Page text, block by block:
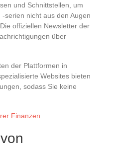
und Schnittstellen, um
serien nicht aus den Augen
offiziellen Newsletter der
über
der Plattformen in
Websites bieten
sodass Sie keine
Finanzen